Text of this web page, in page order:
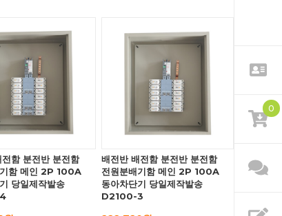
0
함 분전반 분전함
함 메인 2P 100A
당일제작발송
배전반 배전함 분전반 분전함
전원분배기함 메인 2P 100A
동아차단기 당일제작발송
D2100-3